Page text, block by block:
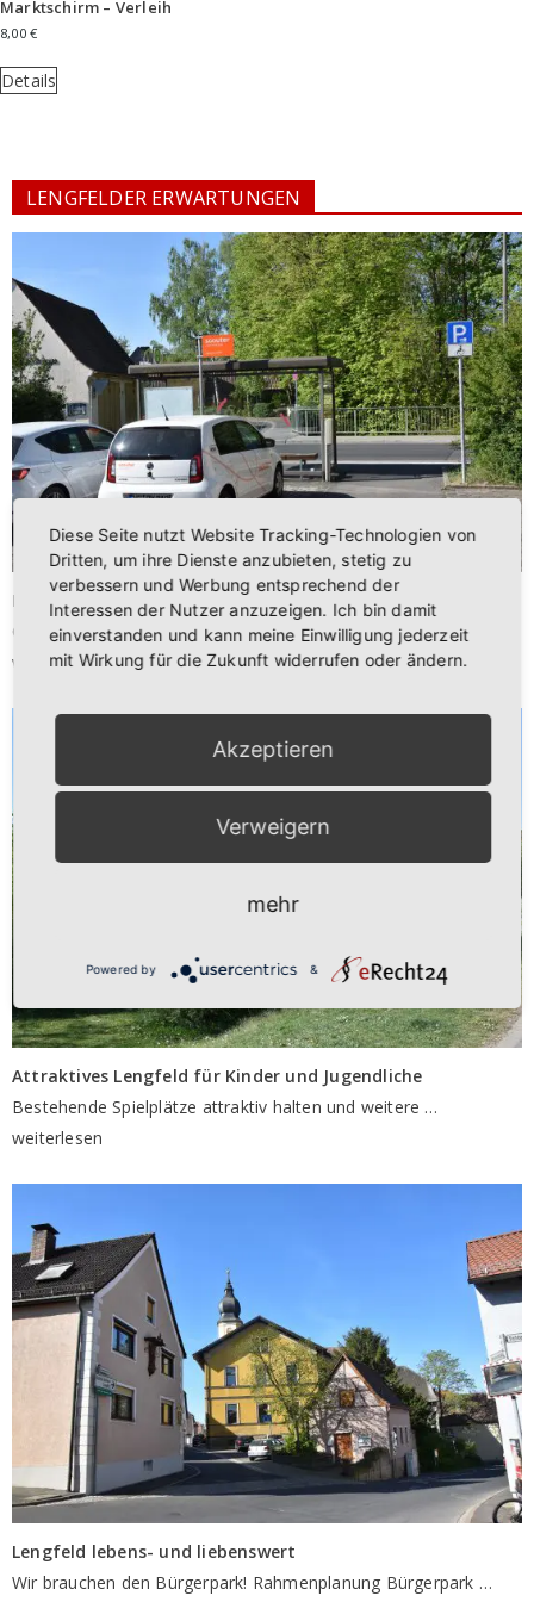
Marktschirm – Verleih
8,00 €
Details
LENGFELDER ERWARTUNGEN
Entschärfung der Verkehrssituation und –belastung!
Gestaltung einer nachhaltigen Mobilität! Erarbeitung…
weiterlesen
Attraktives Lengfeld für Kinder und Jugendliche
Bestehende Spielplätze attraktiv halten und weitere …
weiterlesen
Lengfeld lebens- und liebenswert
Wir brauchen den Bürgerpark! Rahmenplanung Bürgerpark …
Diese Seite nutzt Website Tracking-Technologien von
Dritten, um ihre Dienste anzubieten, stetig zu
verbessern und Werbung entsprechend der
Interessen der Nutzer anzuzeigen. Ich bin damit
einverstanden und kann meine Einwilligung jederzeit
mit Wirkung für die Zukunft widerrufen oder ändern.
Akzeptieren
Verweigern
mehr
Powered by &